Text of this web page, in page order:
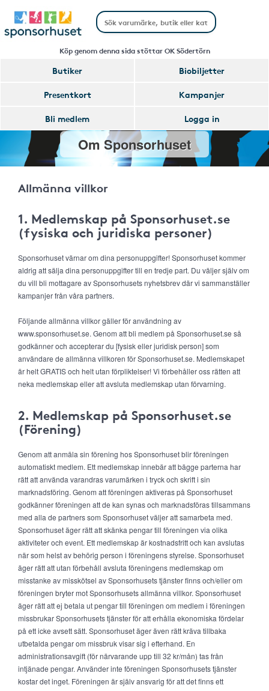
Köp genom denna sida stöttar OK Södertörn
Butiker
Biobiljetter
Presentkort
Kampanjer
Bli medlem
Logga in
Om Sponsorhuset
Allmänna villkor
1. Medlemskap på Sponsorhuset.se
(fysiska och juridiska personer)
Sponsorhuset värnar om dina personuppgifter! Sponsorhuset kommer
aldrig att sälja dina personuppgifter till en tredje part. Du väljer själv om
du vill bli mottagare av Sponsorhusets nyhetsbrev där vi sammanställer
kampanjer från våra partners.
Följande allmänna villkor gäller för användning av
www.sponsorhuset.se. Genom att bli medlem på Sponsorhuset.se så
godkänner och accepterar du [fysisk eller juridisk person] som
användare de allmänna villkoren för Sponsorhuset.se. Medlemskapet
är helt GRATIS och helt utan förpliktelser! Vi förbehåller oss rätten att
neka medlemskap eller att avsluta medlemskap utan förvarning.
2. Medlemskap på Sponsorhuset.se
(Förening)
Genom att anmäla sin förening hos Sponsorhuset blir föreningen
automatiskt medlem. Ett medlemskap innebär att bägge parterna har
rätt att använda varandras varumärken i tryck och skrift i sin
marknadsföring. Genom att föreningen aktiveras på Sponsorhuset
godkänner föreningen att de kan synas och marknadsföras tillsammans
med alla de partners som Sponsorhuset väljer att samarbeta med.
Sponsorhuset äger rätt att skänka pengar till föreningen via olika
aktiviteter och event. Ett medlemskap är kostnadsfritt och kan avslutas
när som helst av behörig person i föreningens styrelse. Sponsorhuset
äger rätt att utan förbehåll avsluta föreningens medlemskap om
misstanke av misskötsel av Sponsorhusets tjänster finns och/eller om
föreningen bryter mot Sponsorhusets allmänna villkor. Sponsorhuset
äger rätt att ej betala ut pengar till föreningen om medlem i föreningen
missbrukar Sponsorhusets tjänster för att erhålla ekonomiska fördelar
på ett icke avsett sätt. Sponsorhuset äger även rätt kräva tillbaka
utbetalda pengar om missbruk visar sig i efterhand. En
administrationsavgift (för närvarande upp till 32 kr/mån) tas från
intjänade pengar. Använder inte föreningen Sponsorhusets tjänster
kostar det inget. Föreningen är själv ansvarig för att det finns ett